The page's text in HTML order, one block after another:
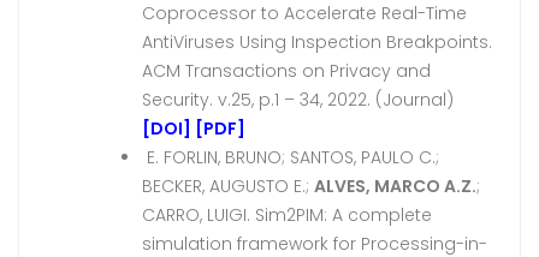
Coprocessor to Accelerate Real-Time
AntiViruses Using Inspection Breakpoints.
ACM Transactions on Privacy and
Security. v.25, p.1 – 34, 2022. (Journal)
[DOI] [PDF]
E. FORLIN, BRUNO; SANTOS, PAULO C.;
BECKER, AUGUSTO E.; ALVES, MARCO A.Z.;
CARRO, LUIGI. Sim2PIM: A complete
simulation framework for Processing-in-